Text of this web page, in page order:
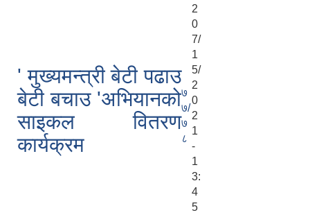
2
' मुख्यमन्त्री बेटी पढाउ
बेटी बचाउ 'अभियानको
साइकल वितरण
कार्यक्रम
७
७/
७
८
0
7/
1
5/
2
0
2
1
-
1
3:
4
5